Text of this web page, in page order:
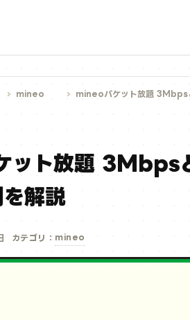
mineo mineoパケット放題 3Mbps
ット放題 3Mbps
解説
カテゴリ： mineo